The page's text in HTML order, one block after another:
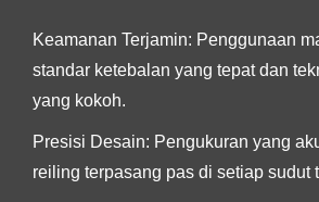
Keamanan Terjamin: Penggunaan
standar ketebalan yang tepat dan
yang kokoh.
Presisi Desain: Pengukuran yang
reiling terpasang pas di setiap sudut